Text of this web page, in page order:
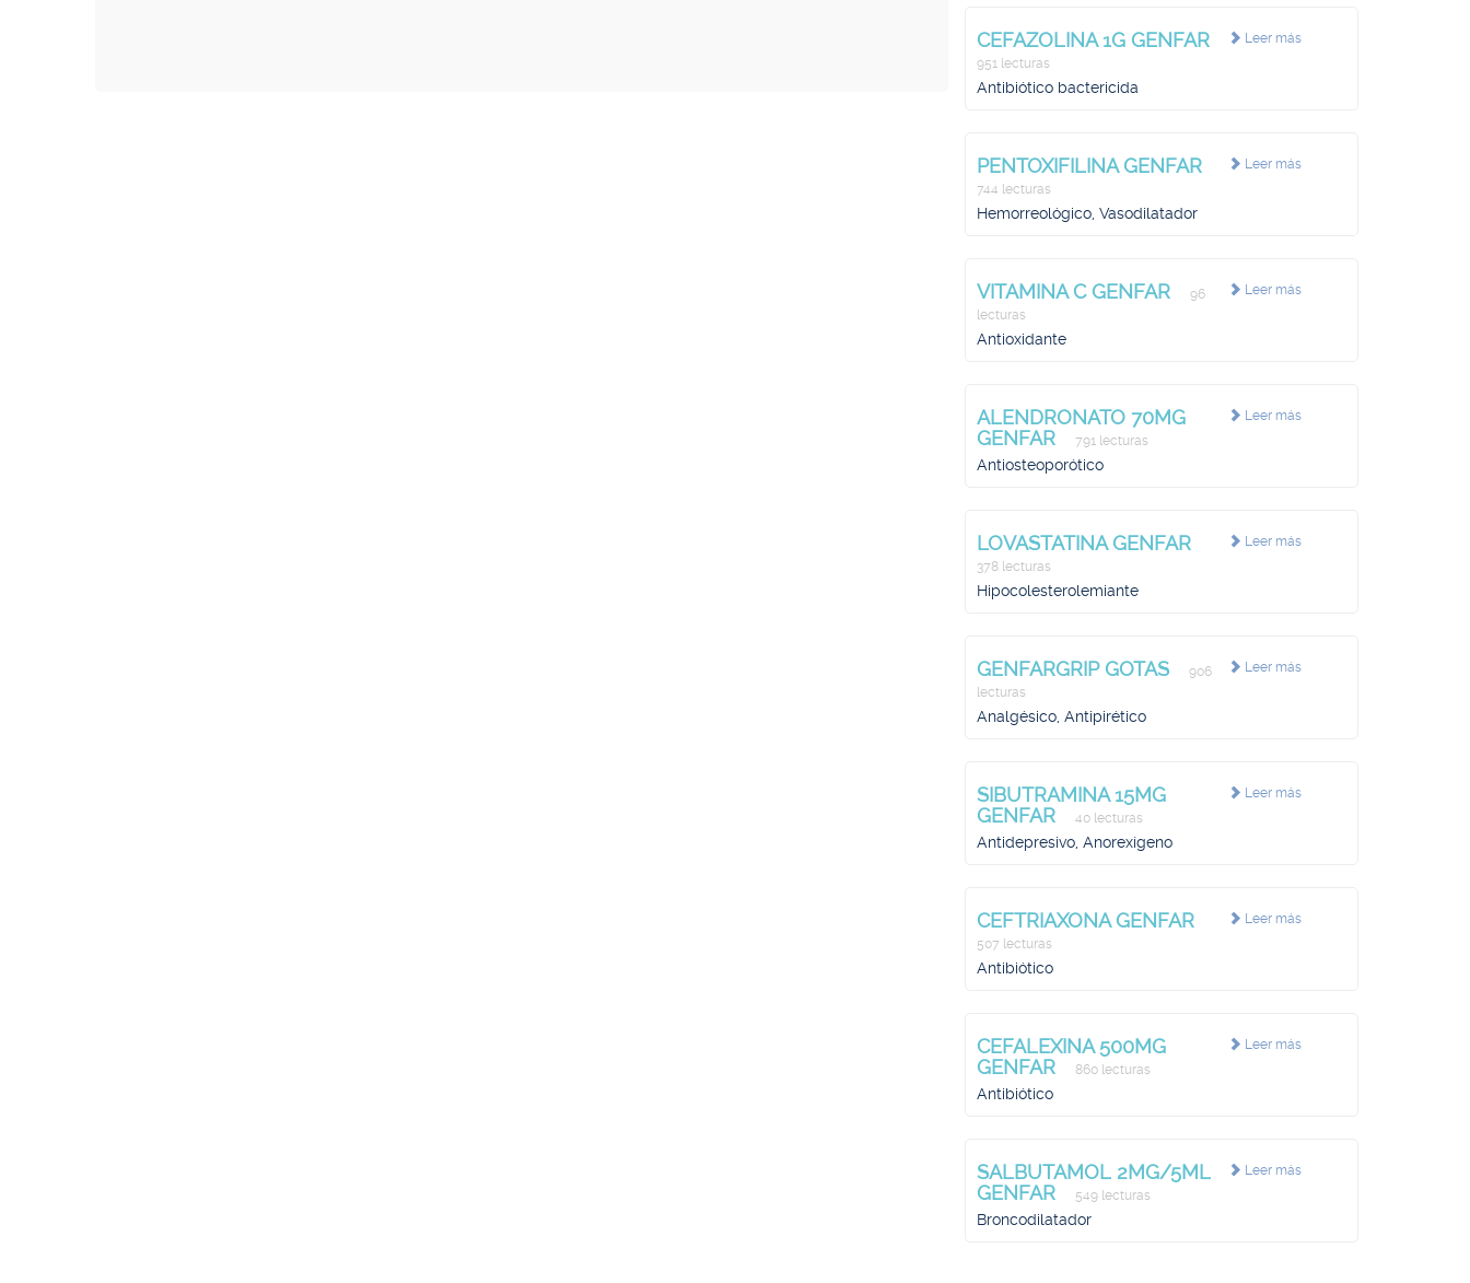
Leer más
CEFAZOLINA 1G GENFAR
951 lecturas
Antibiótico bactericida
Leer más
PENTOXIFILINA GENFAR
744 lecturas
Hemorreológico, Vasodilatador
Leer más
VITAMINA C GENFAR
96
lecturas
Antioxidante
Leer más
ALENDRONATO 70MG
GENFAR
791 lecturas
Antiosteoporótico
Leer más
LOVASTATINA GENFAR
378 lecturas
Hipocolesterolemiante
Leer más
GENFARGRIP GOTAS
906
lecturas
Analgésico, Antipirético
Leer más
SIBUTRAMINA 15MG
GENFAR
40 lecturas
Antidepresivo, Anorexígeno
Leer más
CEFTRIAXONA GENFAR
507 lecturas
Antibiótico
Leer más
CEFALEXINA 500MG
GENFAR
860 lecturas
Antibiótico
Leer más
SALBUTAMOL 2MG/5ML
GENFAR
549 lecturas
Broncodilatador